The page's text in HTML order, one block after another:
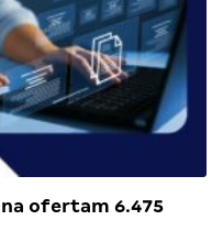
ofertam 6.475